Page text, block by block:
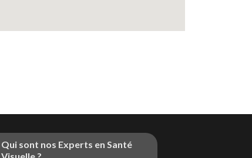
Qui sont nos Experts en Santé